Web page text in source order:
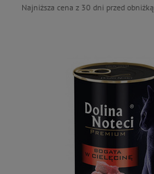
Najniższa cena z 30 dni przed obniżką